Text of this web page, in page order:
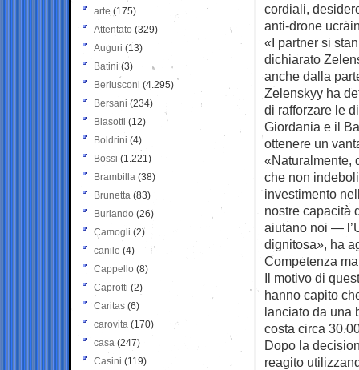
cordiali,
anti-drone
«I partner si
dichiarato
anche dalla
Zelenskyy ha
di rafforzare le
Giordania e il
ottenere un
«Naturalmente,
che non
investimento
nostre capacità
aiutano noi —
dignitosa», ha
Competenza
Il motivo di
hanno capito
lanciato da una
costa circa
Dopo la
reagito
arte (175)
Attentato (329)
Auguri (13)
Batini (3)
Berlusconi (4.295)
Bersani (234)
Biasotti (12)
Boldrini (4)
Bossi (1.221)
Brambilla (38)
Brunetta (83)
Burlando (26)
Camogli (2)
canile (4)
Cappello (8)
Caprotti (2)
Caritas (6)
carovita (170)
casa (247)
Casini (119)